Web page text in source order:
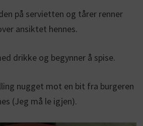
på servietten og tårer renner
ansiktet hennes.
drikke og begynner å spise.
nugget mot en bit fra burgeren
(Jeg må le igjen).